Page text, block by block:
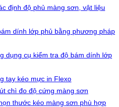
định độ phủ màng sơn, vật liệu
dính lớp phủ bằng phương pháp
dụng cụ kiểm tra độ bám dính lớp
tay kéo mực in Flexo
chì đo độ cứng màng sơn
thước kéo màng sơn phù hợp